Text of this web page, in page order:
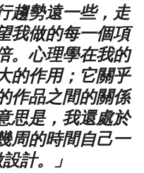
趨勢遠一些，走
我做的每一個項
。心理學在我的
的作用；它關乎
作品之間的關係
思是，我還處於
周的時間自己一
計。」